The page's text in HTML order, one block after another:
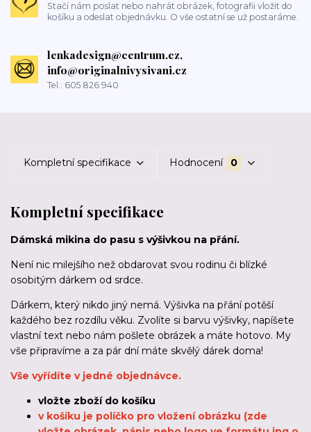
Stačí nám poslat nebo nahrát obrázek, fotografii vložit do
košíku a odeslat objednávku. O vše ostatní se už postaráme.
lenkadesign@centrum.cz,
info@originalnivysivani.cz
Tel.: 605 826 940
Kompletní specifikace Hodnocení 0
Kompletní specifikace
Dámská mikina do pasu s výšivkou na přání.
Není nic milejšího než obdarovat svou rodinu či blízké
osobitým dárkem od srdce.
Dárkem, který nikdo jiný nemá. Výšivka na přání potěší
každého bez rozdílu věku. Zvolíte si barvu výšivky, napíšete
vlastní text nebo nám pošlete obrázek a máte hotovo. My
vše připravíme a za pár dní máte skvělý dárek doma!
Vše vyřídíte v jedné objednávce.
vložte zboží do košíku
v košíku je políčko pro vložení obrázku (zde